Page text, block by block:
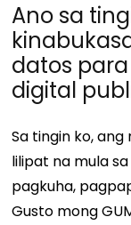
Ano sa
datos
digital
Sa tingin ko,
lilipat na mula
pagkuha,
Gusto mong